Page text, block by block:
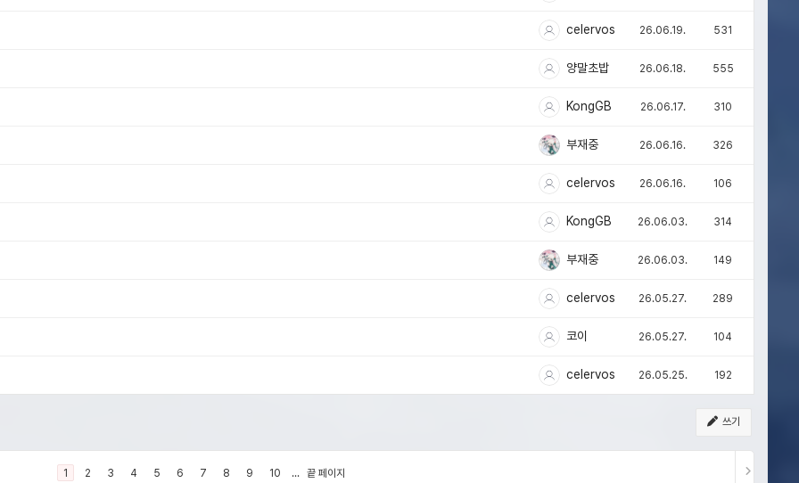
celervos 26.06.19. 531
양말초밥 26.06.18. 555
KongGB 26.06.17. 310
부재중 26.06.16. 326
celervos 26.06.16. 106
KongGB 26.06.03. 314
부재중 26.06.03. 149
celervos 26.05.27. 289
코이 26.05.27. 104
celervos 26.05.25. 192
쓰기
1 2 3 4 5 6 7 8 9 10 ... 끝 페이지